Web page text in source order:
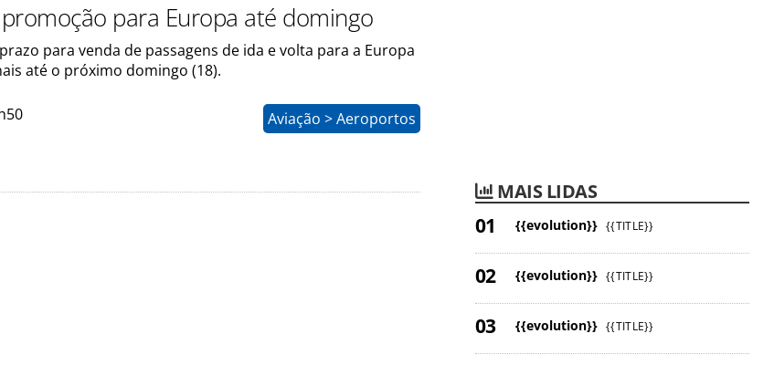
para Europa até domingo
para venda de passagens de ida e volta para a Europa
até o próximo domingo (18).
Aviação > Aeroportos
MAIS LIDAS
{{evolution}} {{TITLE}}
{{evolution}} {{TITLE}}
{{evolution}} {{TITLE}}